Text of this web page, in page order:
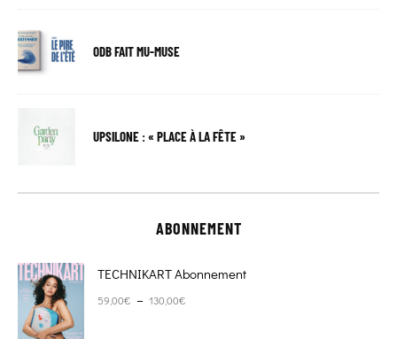
ODB FAIT MU-MUSE
UPSILONE : « PLACE À LA FÊTE »
ABONNEMENT
TECHNIKART Abonnement
59,00€ – 130,00€